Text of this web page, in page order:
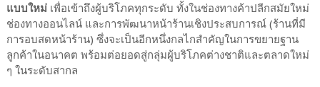
แบบใหม่เพื่อเข้าถึงผู้บริโภคทุกระดับ ทั้งในช่องทางค้าปลีกสมัยใหม่
ช่องทางออนไลน์ และการพัฒนาหน้าร้านเชิงประสบการณ์ (ร้านที่มี
การอบสดหน้าร้าน) ซึ่งจะเป็นอีกหนึ่งกลไกสำคัญในการขยายฐาน
ลูกค้าในอนาคต พร้อมต่อยอดสู่กลุ่มผู้บริโภคต่างชาติและตลาดใหม่
ๆ ในระดับสากล